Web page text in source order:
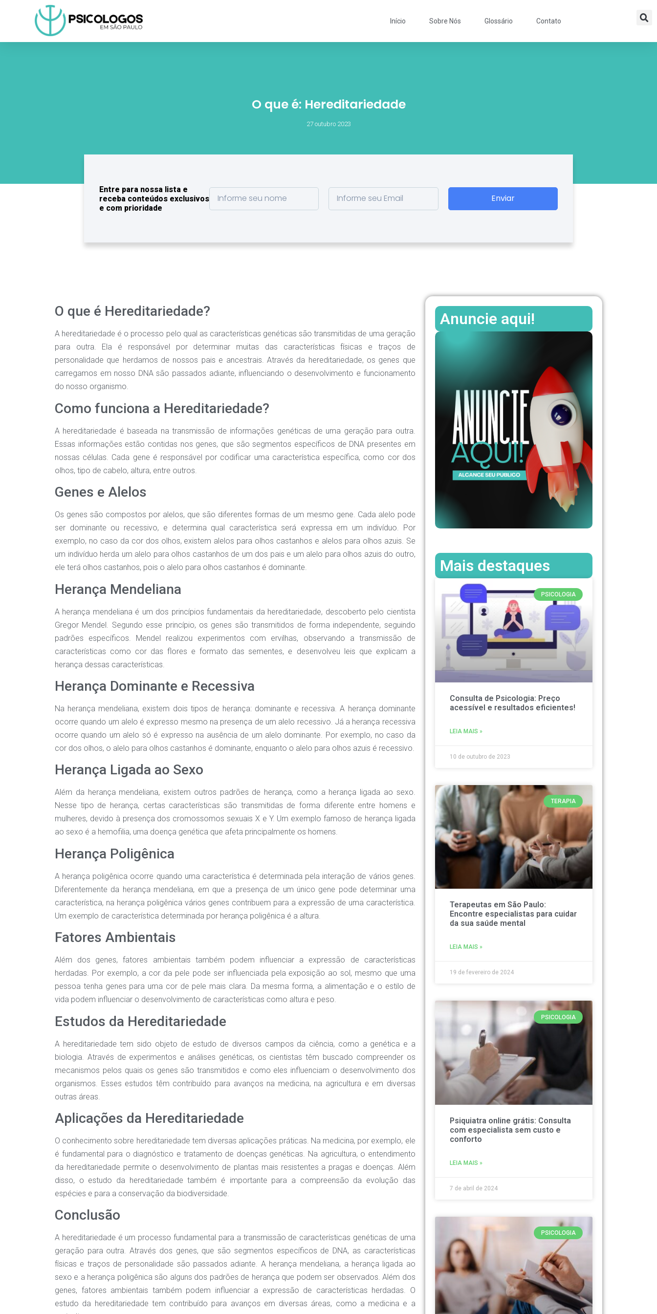
Início Sobre Nós Glossário Contato
O que é: Hereditariedade
27 outubro 2023
Enviar
Entre para nossa lista e
receba conteúdos exclusivos
e com prioridade
O que é Hereditariedade?
A hereditariedade é o processo pelo qual as características genéticas são transmitidas de uma geração
para outra. Ela é responsável por determinar muitas das características físicas e traços de
personalidade que herdamos de nossos pais e ancestrais. Através da hereditariedade, os genes que
carregamos em nosso DNA são passados adiante, influenciando o desenvolvimento e funcionamento
do nosso organismo.
Como funciona a Hereditariedade?
A hereditariedade é baseada na transmissão de informações genéticas de uma geração para outra.
Essas informações estão contidas nos genes, que são segmentos específicos de DNA presentes em
nossas células. Cada gene é responsável por codificar uma característica específica, como cor dos
olhos, tipo de cabelo, altura, entre outros.
Genes e Alelos
Os genes são compostos por alelos, que são diferentes formas de um mesmo gene. Cada alelo pode
ser dominante ou recessivo, e determina qual característica será expressa em um indivíduo. Por
exemplo, no caso da cor dos olhos, existem alelos para olhos castanhos e alelos para olhos azuis. Se
um indivíduo herda um alelo para olhos castanhos de um dos pais e um alelo para olhos azuis do outro,
ele terá olhos castanhos, pois o alelo para olhos castanhos é dominante.
Herança Mendeliana
A herança mendeliana é um dos princípios fundamentais da hereditariedade, descoberto pelo cientista
Gregor Mendel. Segundo esse princípio, os genes são transmitidos de forma independente, seguindo
padrões específicos. Mendel realizou experimentos com ervilhas, observando a transmissão de
características como cor das flores e formato das sementes, e desenvolveu leis que explicam a
herança dessas características.
Herança Dominante e Recessiva
Na herança mendeliana, existem dois tipos de herança: dominante e recessiva. A herança dominante
ocorre quando um alelo é expresso mesmo na presença de um alelo recessivo. Já a herança recessiva
ocorre quando um alelo só é expresso na ausência de um alelo dominante. Por exemplo, no caso da
cor dos olhos, o alelo para olhos castanhos é dominante, enquanto o alelo para olhos azuis é recessivo.
Herança Ligada ao Sexo
Além da herança mendeliana, existem outros padrões de herança, como a herança ligada ao sexo.
Nesse tipo de herança, certas características são transmitidas de forma diferente entre homens e
mulheres, devido à presença dos cromossomos sexuais X e Y. Um exemplo famoso de herança ligada
ao sexo é a hemofilia, uma doença genética que afeta principalmente os homens.
Herança Poligênica
A herança poligênica ocorre quando uma característica é determinada pela interação de vários genes.
Diferentemente da herança mendeliana, em que a presença de um único gene pode determinar uma
característica, na herança poligênica vários genes contribuem para a expressão de uma característica.
Um exemplo de característica determinada por herança poligênica é a altura.
Fatores Ambientais
Além dos genes, fatores ambientais também podem influenciar a expressão de características
herdadas. Por exemplo, a cor da pele pode ser influenciada pela exposição ao sol, mesmo que uma
pessoa tenha genes para uma cor de pele mais clara. Da mesma forma, a alimentação e o estilo de
vida podem influenciar o desenvolvimento de características como altura e peso.
Estudos da Hereditariedade
A hereditariedade tem sido objeto de estudo de diversos campos da ciência, como a genética e a
biologia. Através de experimentos e análises genéticas, os cientistas têm buscado compreender os
mecanismos pelos quais os genes são transmitidos e como eles influenciam o desenvolvimento dos
organismos. Esses estudos têm contribuído para avanços na medicina, na agricultura e em diversas
outras áreas.
Aplicações da Hereditariedade
O conhecimento sobre hereditariedade tem diversas aplicações práticas. Na medicina, por exemplo, ele
é fundamental para o diagnóstico e tratamento de doenças genéticas. Na agricultura, o entendimento
da hereditariedade permite o desenvolvimento de plantas mais resistentes a pragas e doenças. Além
disso, o estudo da hereditariedade também é importante para a compreensão da evolução das
espécies e para a conservação da biodiversidade.
Conclusão
A hereditariedade é um processo fundamental para a transmissão de características genéticas de uma
geração para outra. Através dos genes, que são segmentos específicos de DNA, as características
físicas e traços de personalidade são passados adiante. A herança mendeliana, a herança ligada ao
sexo e a herança poligênica são alguns dos padrões de herança que podem ser observados. Além dos
genes, fatores ambientais também podem influenciar a expressão de características herdadas. O
estudo da hereditariedade tem contribuído para avanços em diversas áreas, como a medicina e a
Anuncie aqui!
Mais destaques
PSICOLOGIA
Consulta de Psicologia: Preço
acessível e resultados eficientes!
LEIA MAIS »
10 de outubro de 2023
TERAPIA
Terapeutas em São Paulo:
Encontre especialistas para cuidar
da sua saúde mental
LEIA MAIS »
19 de fevereiro de 2024
PSICOLOGIA
Psiquiatra online grátis: Consulta
com especialista sem custo e
conforto
LEIA MAIS »
7 de abril de 2024
PSICOLOGIA